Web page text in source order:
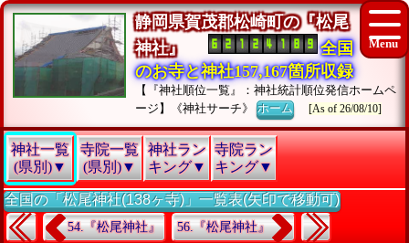
静岡県賀茂郡松崎町の『松尾
神社』
全国
のお寺と神社157,167箇所収録
【『神社順位一覧』：神社統計順位発信ホームペ
ージ】《神社サーチ》ホーム [As of 26/08/10]
神社一覧
(県別)▼
寺院一覧
(県別)▼
神社ラン
キング▼
寺院ラン
キング▼
全国の「松尾神社(138ヶ寺)」一覧表(矢印で移動可)
54.『松尾神社』 56.『松尾神社』